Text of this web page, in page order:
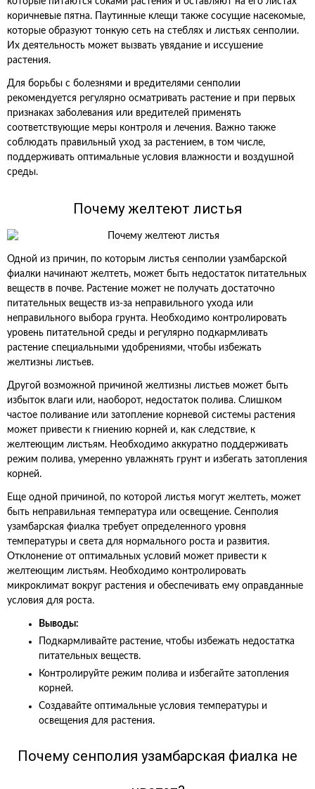
коричневые пятна. Паутинные клещи также сосущие насекомые,
которые образуют тонкую сеть на стеблях и листьях сенполии.
Их деятельность может вызвать увядание и иссушение
растения.
Для борьбы с болезнями и вредителями сенполии
рекомендуется регулярно осматривать растение и при первых
признаках заболевания или вредителей применять
соответствующие меры контроля и лечения. Важно также
соблюдать правильный уход за растением, в том числе,
поддерживать оптимальные условия влажности и воздушной
среды.
Почему желтеют листья
Одной из причин, по которым листья сенполии узамбарской
фиалки начинают желтеть, может быть недостаток питательных
веществ в почве. Растение может не получать достаточно
питательных веществ из-за неправильного ухода или
неправильного выбора грунта. Необходимо контролировать
уровень питательной среды и регулярно подкармливать
растение специальными удобрениями, чтобы избежать
желтизны листьев.
Другой возможной причиной желтизны листьев может быть
избыток влаги или, наоборот, недостаток полива. Слишком
частое поливание или затопление корневой системы растения
может привести к гниению корней и, как следствие, к
желтеющим листьям. Необходимо аккуратно поддерживать
режим полива, умеренно увлажнять грунт и избегать затопления
корней.
Еще одной причиной, по которой листья могут желтеть, может
быть неправильная температура или освещение. Сенполия
узамбарская фиалка требует определенного уровня
температуры и света для нормального роста и развития.
Отклонение от оптимальных условий может привести к
желтеющим листьям. Необходимо контролировать
микроклимат вокруг растения и обеспечивать ему оправданные
условия для роста.
Выводы:
Подкармливайте растение, чтобы избежать недостатка
питательных веществ.
Контролируйте режим полива и избегайте затопления
корней.
Создавайте оптимальные условия температуры и
освещения для растения.
Почему сенполия узамбарская фиалка не